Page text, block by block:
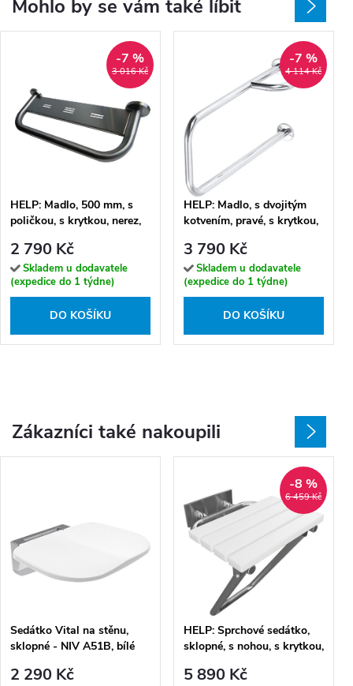
Mohlo by se vám také líbit
3 016 Kč
-7 %
HELP: Madlo, 500 mm, s
poličkou, s krytkou, nerez,
2 790 Kč
Skladem u dodavatele
(expedice do 1 týdne)
DO KOŠÍKU
4 114 Kč
-7 %
HELP: Madlo, s dvojitým
kotvením, pravé, s krytkou,
3 790 Kč
Skladem u dodavatele
(expedice do 1 týdne)
DO KOŠÍKU
Zákazníci také nakoupili
Sedátko Vital na stěnu,
sklopné - NIV A51B, bílé
2 290 Kč
6 459 Kč
-8 %
HELP: Sprchové sedátko,
sklopné, s nohou, s krytkou,
301207182
5 890 Kč